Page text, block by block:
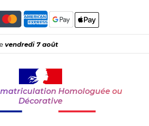
vendredi 7 août
Homologuée ou
Décorative